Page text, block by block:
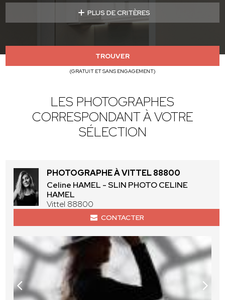
PLUS DE CRITÈRES
TROUVER
(GRATUIT ET SANS ENGAGEMENT)
LES PHOTOGRAPHES
CORRESPONDANT À VOTRE
SÉLECTION
PHOTOGRAPHE À VITTEL 88800
Celine HAMEL - SLIN PHOTO CELINE
HAMEL
Vittel 88800
CONTACTER